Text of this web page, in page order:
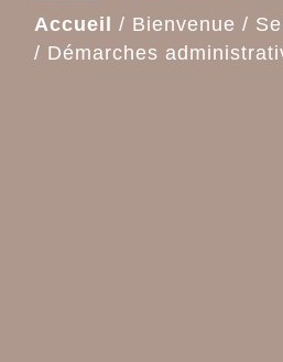
Accueil / Bienvenue /
/ Démarches